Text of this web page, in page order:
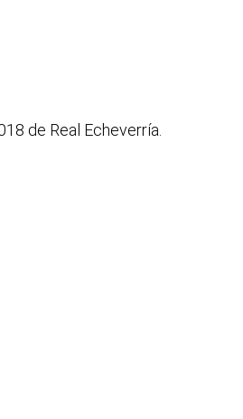
de Real Echeverría.